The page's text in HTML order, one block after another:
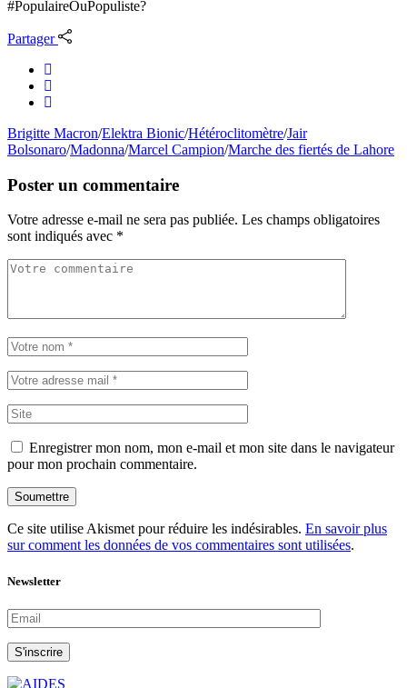
#PopulaireOuPopuliste?
Partager
Brigitte Macron/Elektra Bionic/Hétéroclitomètre/Jair
Bolsonaro/Madonna/Marcel Campion/Marche des fiertés de Lahore
Poster un commentaire
Votre adresse e-mail ne sera pas publiée. Les champs obligatoires
sont indiqués avec *
Enregistrer mon nom, mon e-mail et mon site dans le navigateur
pour mon prochain commentaire.
Soumettre
Ce site utilise Akismet pour réduire les indésirables. En savoir plus
sur comment les données de vos commentaires sont utilisées.
Newsletter
S'inscrire